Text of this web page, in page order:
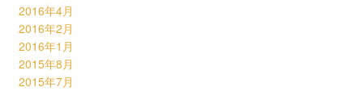
2016年4月
2016年2月
2016年1月
2015年8月
2015年7月